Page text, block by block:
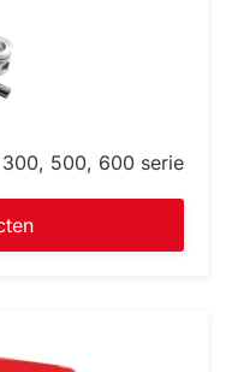
300, 500, 600 serie